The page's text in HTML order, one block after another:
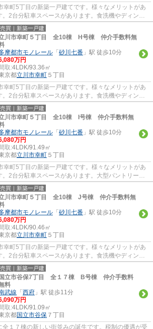
幸町5丁目の新築一戸建てです。様々なメリットがあ
。2台分駐車スペースがあります。食洗機やディンプ
実しています。立川市で...
売買｜新築一戸建
川市幸町５丁目 全10棟 H号棟 仲介手数料無
摩都市モノレール 「 砂川七番 」駅 徒歩10分
万円
間取:4LDK/93.36㎡
京都立川市幸町 ５丁目
幸町5丁目の新築一戸建てです。様々なメリットがあ
。2台分駐車スペースがあります。食洗機やディンプ
実しています。立川市で...
売買｜新築一戸建
川市幸町５丁目 全10棟 I号棟 仲介手数料無
摩都市モノレール 「 砂川七番 」駅 徒歩10分
万円
間取:4LDK/91.49㎡
京都立川市幸町 ５丁目
幸町5丁目の新築一戸建てです。様々なメリットがあ
。2台分駐車スペースがあります。大型パントリーが
に便利です。食洗機やデ...
売買｜新築一戸建
川市幸町５丁目 全10棟 J号棟 仲介手数料無
摩都市モノレール 「 砂川七番 」駅 徒歩10分
万円
間取:4LDK/90.46㎡
京都立川市幸町 ５丁目
幸町5丁目の新築一戸建てです。様々なメリットがあ
。2台分駐車スペースがあります。食洗機やディンプ
実しています。立川市で...
売買｜新築一戸建
国立市谷保7丁目 全１７棟 B号棟 仲介手数料
料
武線 「 西府 」駅 徒歩11分
万円
間取:4LDK/91.09㎡
京都国立市谷保 ７丁目
全１７棟の新しい街並みの誕生です。税制の優遇が受